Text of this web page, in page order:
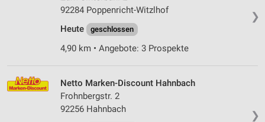
❯
92284 Poppenricht-Witzlhof
Heute
geschlossen
4,90 km • Angebote: 3 Prospekte
❯
Netto Marken-Discount Hahnbach
Frohnbergstr. 2
92256 Hahnbach